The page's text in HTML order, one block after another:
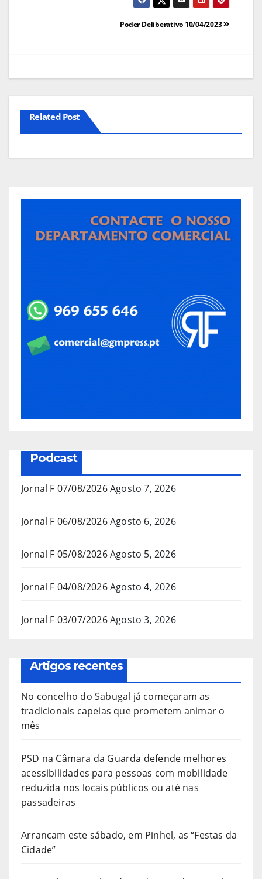
Poder Deliberativo 10/04/2023
Related Post
Podcast
Jornal F 07/08/2026Agosto 7, 2026
Jornal F 06/08/2026Agosto 6, 2026
Jornal F 05/08/2026Agosto 5, 2026
Jornal F 04/08/2026Agosto 4, 2026
Jornal F 03/07/2026Agosto 3, 2026
Artigos recentes
No concelho do Sabugal já começaram as
tradicionais capeias que prometem animar o
mês
PSD na Câmara da Guarda defende melhores
acessibilidades para pessoas com mobilidade
reduzida nos locais públicos ou até nas
passadeiras
Arrancam este sábado, em Pinhel, as “Festas da
Cidade”